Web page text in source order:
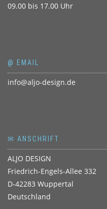
09.00 bis 17.00 Uhr
@ EMAIL
info@aljo-design.de
✉ ANSCHRIFT
ALJO DESIGN
Friedrich-Engels-Allee 332
D-42283 Wuppertal
Deutschland